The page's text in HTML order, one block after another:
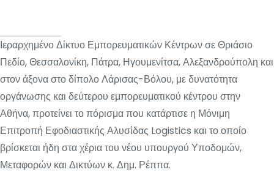
Ιεραρχημένο Δίκτυο Εμπορευματικών Κέντρων σε Θριάσιο
Πεδίο, Θεσσαλονίκη, Πάτρα, Ηγουμενίτσα, Αλεξανδρούπολη και
στον άξονα στο δίπολο Λάρισας-Βόλου, με δυνατότητα
οργάνωσης και δεύτερου εμπορευματικού κέντρου στην
Αθήνα, προτείνει το πόρισμα που κατάρτισε η Μόνιμη
Επιτροπή Εφοδιαστικής Αλυσίδας Logistics και το οποίο
βρίσκεται ήδη στα χέρια του νέου υπουργού Υποδομών,
Μεταφορών και Δικτύων κ. Δημ. Ρέππα.